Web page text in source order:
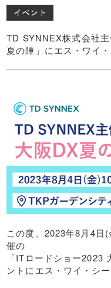
イベント
TD SYNNEX株式会社
夏の陣」にエス・ワイ
この度、2023年8月4日
催の
「ITロードショー2023
ントにエス・ワイ・シ